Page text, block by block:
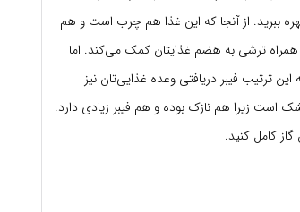
بهره ببرید. از آنجا که این غذا هم چرب است و هم
ترشی به هضم غذایتان کمک می‌کند. اما
ترتیب فیبر دریافتی وعده غذایی‌تان نیز
است زیرا هم نازک بوده و هم فیبر زیادی دارد.
کامل کنید.